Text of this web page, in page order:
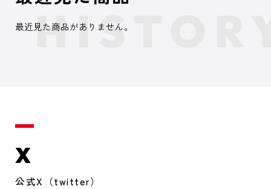
最近見た商品がありません。
X
公式X（twitter）